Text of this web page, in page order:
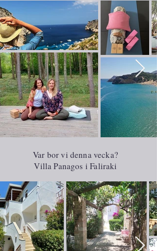
Var bor vi denna vecka?
Villa Panagos i Faliraki